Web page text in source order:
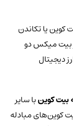
یا تکاندن
بیت میکس دو
دیجیتال
کوینبا سایر
کوین‌های مبادله